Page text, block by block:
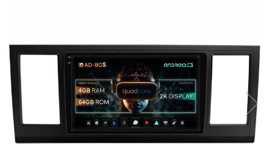
Peugeot
Hyundai
Toyota
Seat